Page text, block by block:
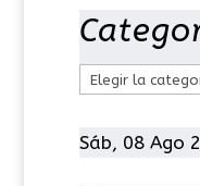
t
Sáb, 08 Ago